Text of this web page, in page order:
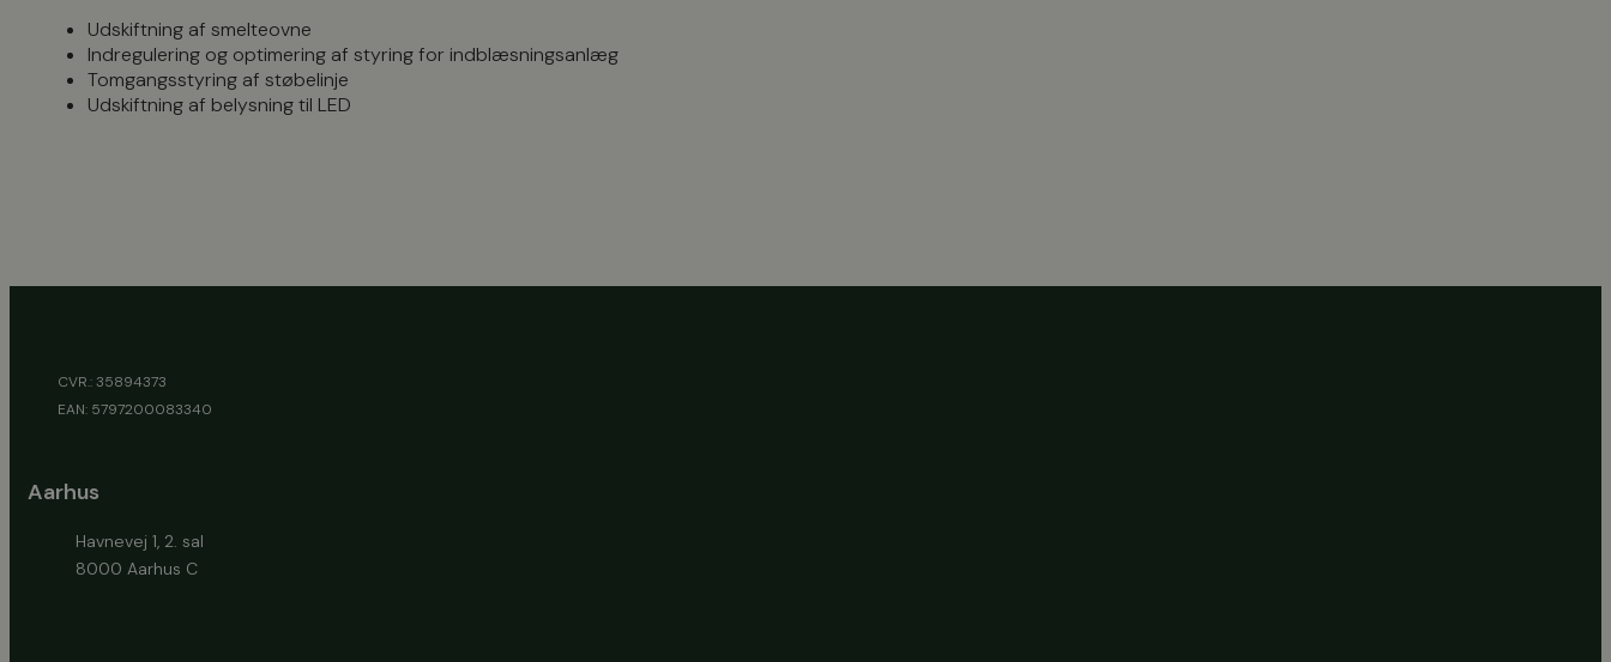
Udskiftning af smelteovne
Indregulering og optimering af styring for indblæsningsanlæg
Tomgangsstyring af støbelinje
Udskiftning af belysning til LED
CVR.: 35894373
EAN: 5797200083340
Aarhus
Havnevej 1, 2. sal
8000 Aarhus C